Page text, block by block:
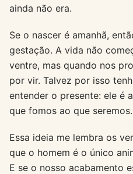
ainda não era.
Se o nascer é amanhã,
gestação. A vida não
ventre, mas quando nos
por vir. Talvez por isso
entender o presente: ele é
que fomos ao que seremos.
Essa ideia me lembra os
que o homem é o único
E se o nosso acabamento